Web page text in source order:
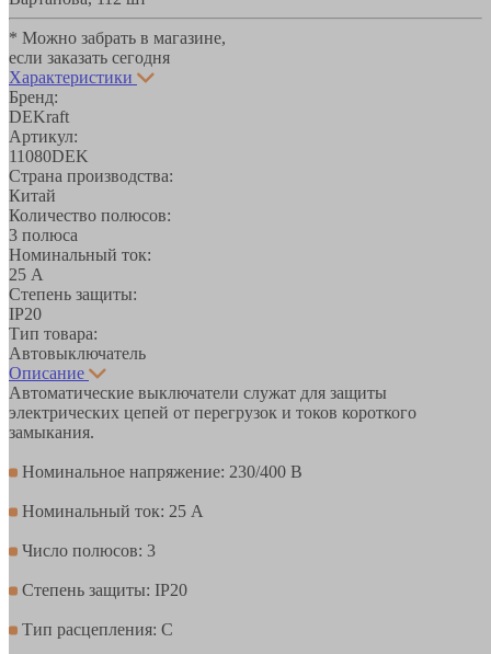
* Можно забрать в магазине,
если заказать сегодня
Характеристики
Бренд:
DEKraft
Артикул:
11080DEK
Страна производства:
Китай
Количество полюсов:
3 полюса
Номинальный ток:
25 А
Степень защиты:
IP20
Тип товара:
Автовыключатель
Описание
Автоматические выключатели служат для защиты
электрических цепей от перегрузок и токов короткого
замыкания.
Номинальное напряжение: 230/400 В
Номинальный ток: 25 А
Число полюсов: 3
Степень защиты: IP20
Тип расцепления: С